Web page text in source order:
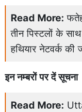
Read More:
तीन पिस्टलों के
हथियार नेटवर्क की
इन नम्बरों पर दें सूचना
Read More: